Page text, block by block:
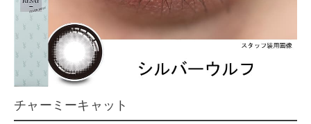
チャーミーキャット